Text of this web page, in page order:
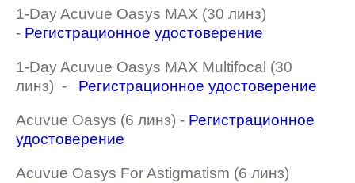
1-Day Acuvue Oasys MAX (30 линз)
- Регистрационное удостоверение
1-Day Acuvue Oasys MAX Multifocal (30
линз) - Регистрационное удостоверение
Acuvue Oasys (6 линз) - Регистрационное
удостоверение
Acuvue Oasys For Astigmatism (6 линз)